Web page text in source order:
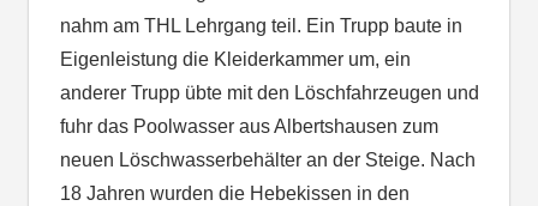
nahm am THL Lehrgang teil. Ein Trupp baute in
Eigenleistung die Kleiderkammer um, ein
anderer Trupp übte mit den Löschfahrzeugen und
fuhr das Poolwasser aus Albertshausen zum
neuen Löschwasserbehälter an der Steige. Nach
18 Jahren wurden die Hebekissen in den